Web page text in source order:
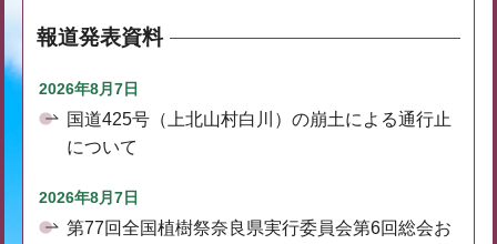
報道発表資料
2026年8月7日
国道425号（上北山村白川）の崩土による通行止
について
2026年8月7日
第77回全国植樹祭奈良県実行委員会第6回総会お